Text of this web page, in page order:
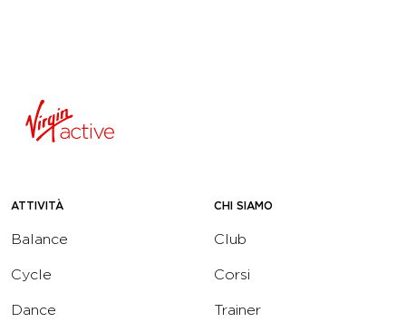
ATTIVITÀ
Balance
Cycle
Dance
CHI SIAMO
Club
Corsi
Trainer